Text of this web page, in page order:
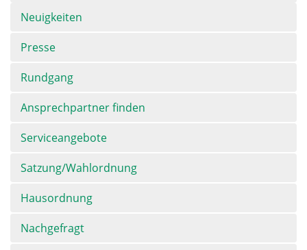
Navigation
überspringen
Neuigkeiten
Presse
Rundgang
Ansprechpartner finden
Serviceangebote
Satzung/Wahlordnung
Hausordnung
Nachgefragt